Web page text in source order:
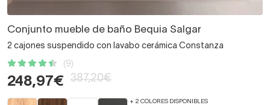
Conjunto mueble de baño Bequia Salgar
2 cajones suspendido con lavabo cerámica Constanza
(9)
248,97€ 387,20€
+ 2 COLORES DISPONIBLES